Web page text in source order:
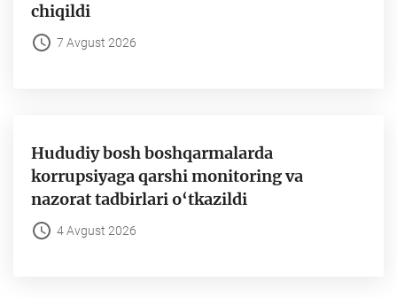
chiqildi
7 Avgust 2026
Hududiy bosh boshqarmalarda
korrupsiyaga qarshi monitoring va
nazorat tadbirlari o‘tkazildi
4 Avgust 2026